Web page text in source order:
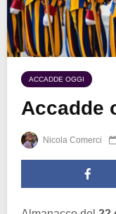
ACCADDE OGGI
Accadde
Nicola Comerci